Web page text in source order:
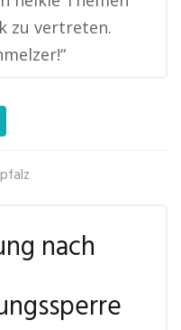
zu vertreten.
nach